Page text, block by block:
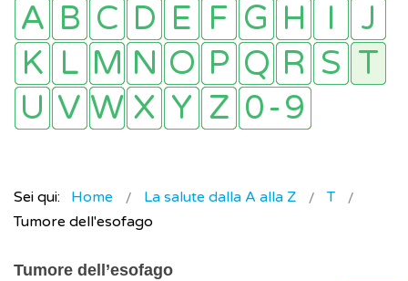
Sei qui: Home La salute dalla A alla Z
T
Tumore dell'esofago
Tumore dell’esofago